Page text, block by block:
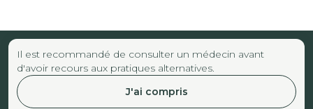
Il est recommandé de consulter un médecin avant
d'avoir recours aux pratiques alternatives.
J'ai compris